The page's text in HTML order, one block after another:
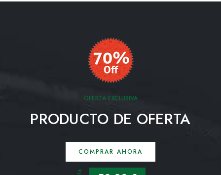
OFERTA EXCLUSIVA
PRODUCTO DE OFERTA
COMPRAR AHORA